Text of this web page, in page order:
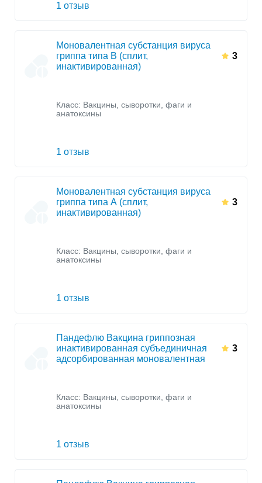
1 отзыв
Моновалентная субстанция вируса
гриппа типа B (сплит,
инактивированная)
3
Класс: Вакцины, сыворотки, фаги и
анатоксины
1 отзыв
Моновалентная субстанция вируса
гриппа типа А (сплит,
инактивированная)
3
Класс: Вакцины, сыворотки, фаги и
анатоксины
1 отзыв
Пандефлю Вакцина гриппозная
инактивированная субъединичная
адсорбированная моновалентная
3
Класс: Вакцины, сыворотки, фаги и
анатоксины
1 отзыв